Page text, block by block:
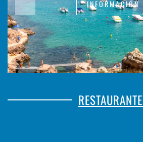
INFORMACIÓN